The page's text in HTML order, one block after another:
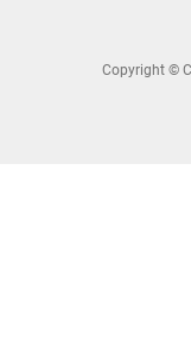
Copyright ©